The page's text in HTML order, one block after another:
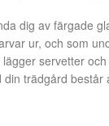
dig av färgade
ur, och som
servetter
din trädgård består